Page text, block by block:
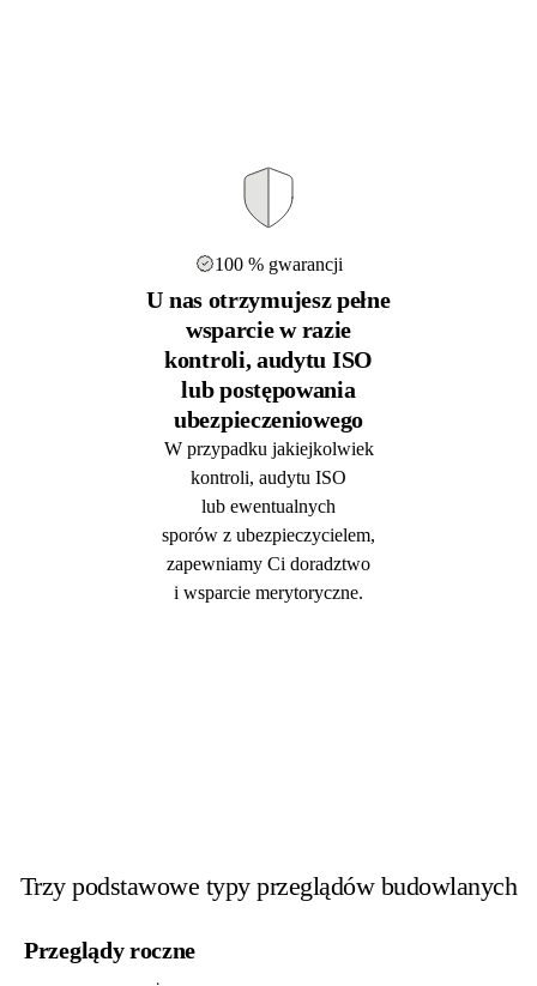
100 % gwarancji
U nas otrzymujesz pełne
wsparcie w razie
kontroli, audytu ISO
lub postępowania
ubezpieczeniowego
W przypadku jakiejkolwiek
kontroli, audytu ISO
lub ewentualnych
sporów z ubezpieczycielem,
zapewniamy Ci doradztwo
i wsparcie merytoryczne.
Trzy podstawowe typy przeglądów budowlanych
Przeglądy roczne